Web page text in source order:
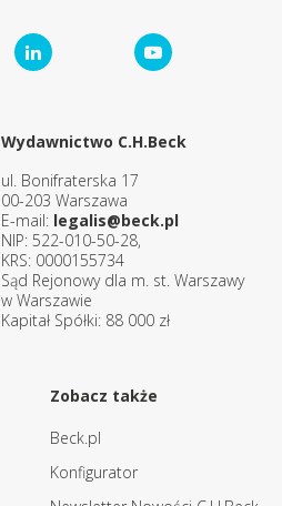
Wydawnictwo C.H.Beck
ul. Bonifraterska 17
00-203 Warszawa
E-mail: legalis@beck.pl
NIP: 522-010-50-28,
KRS: 0000155734
Sąd Rejonowy dla m. st. Warszawy
w Warszawie
Kapitał Spółki: 88 000 zł
Zobacz także
Beck.pl
Konfigurator